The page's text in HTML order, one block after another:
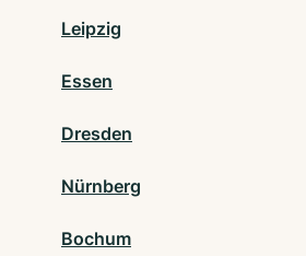
Leipzig
Essen
Dresden
Nürnberg
Bochum